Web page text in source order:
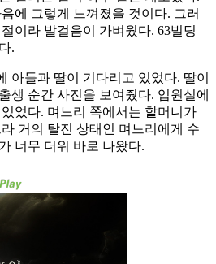
에 그렇게 느껴졌을 것이다. 그러
이라 발걸음이 가벼웠다. 63빌딩
.
아들과 딸이 기다리고 있었다. 딸이
생 순간 사진을 보여줬다. 입원실에
었다. 며느리 쪽에서는 할머니가
거의 탈진 상태인 며느리에게 수
너무 더워 바로 나왔다.